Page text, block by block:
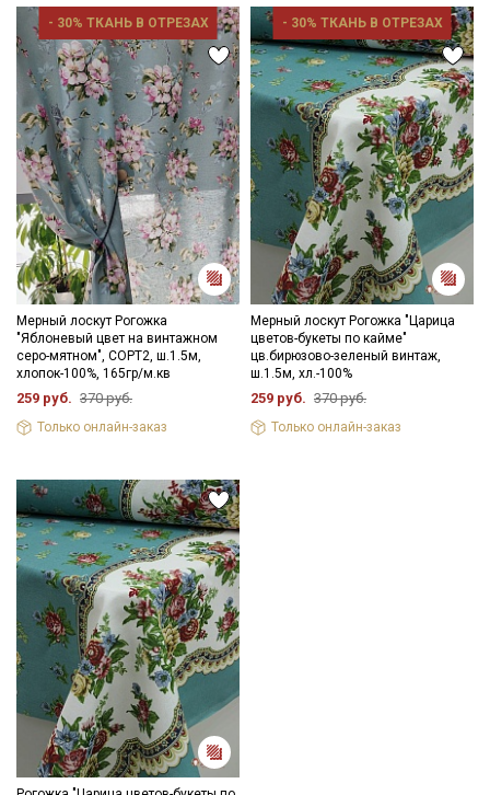
- 30% ТКАНЬ В ОТРЕЗАХ
Мерный лоскут Рогожка
"Яблоневый цвет на винтажном
серо-мятном", СОРТ2, ш.1.5м,
хлопок-100%, 165гр/м.кв
259 руб. 370 руб.
Только онлайн-заказ
- 30% ТКАНЬ В ОТРЕЗАХ
Мерный лоскут Рогожка "Царица
цветов-букеты по кайме"
цв.бирюзово-зеленый винтаж,
ш.1.5м, хл.-100%
259 руб. 370 руб.
Только онлайн-заказ